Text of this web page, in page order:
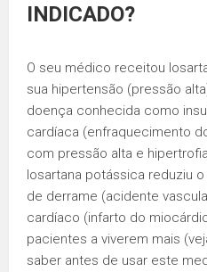
INDICADO?
O seu médico receitou
sua hipertensão (pressão
doença conhecida como
cardíaca (enfraquecimento
com pressão alta e
losartana potássica reduziu
de derrame (acidente
cardíaco (infarto do
pacientes a viverem mais
saber antes de usar este